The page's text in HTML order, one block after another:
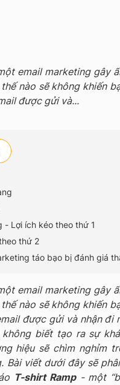
email marketing gây
nào sẽ không khiến
được gửi và...
- Lợi ích kéo theo thứ 1
thứ 2
táo bạo bị đánh giá
email marketing gây
nào sẽ không khiến
được gửi và nhận đi
biết tạo ra sự
hiệu sẽ chìm nghỉm
Bài viết dưới đây sẽ
T-shirt Ramp- một